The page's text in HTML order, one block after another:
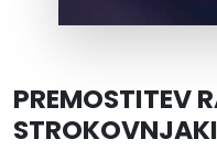
PREMOSTITEV
STROKOVNJAKI